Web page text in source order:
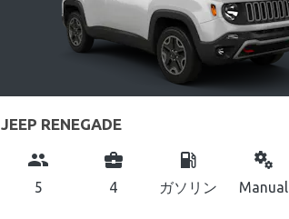
JEEP RENEGADE
group
5
business_center
4
local_gas_station
ガソリン
miscellaneous_services
Manual